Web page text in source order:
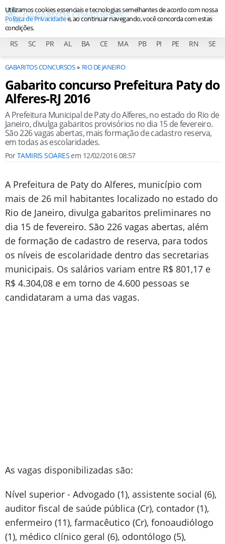
RS SC PR AL BA CE MA PB PI PE RN SE
GABARITOS CONCURSOS RIO DE JANEIRO
Gabarito concurso Prefeitura Paty do
Alferes-RJ 2016
A Prefeitura Municipal de Paty do Alferes, no estado do Rio de
Janeiro, divulga gabaritos provisórios no dia 15 de fevereiro.
São 226 vagas abertas, mais formação de cadastro reserva,
em todas as escolaridades.
PorTAMIRIS SOARESem 12/02/2016 08:57
A Prefeitura de Paty do Alferes, município com
mais de 26 mil habitantes localizado no estado do
Rio de Janeiro, divulga gabaritos preliminares no
dia 15 de fevereiro. São 226 vagas abertas, além
de formação de cadastro de reserva, para todos
os níveis de escolaridade dentro das secretarias
municipais. Os salários variam entre R$ 801,17 e
R$ 4.304,08 e em torno de 4.600 pessoas se
candidataram a uma das vagas.
As vagas disponibilizadas são:
Nível superior - Advogado (1), assistente social (6),
auditor fiscal de saúde pública (Cr), contador (1),
enfermeiro (11), farmacêutico (Cr), fonoaudiólogo
(1), médico clínico geral (6), odontólogo (5),
Utilizamos cookies essenciais e tecnologias semelhantes de acordo com nossa
Política de Privacidadee, ao continuar navegando, você concorda com estas
condições.